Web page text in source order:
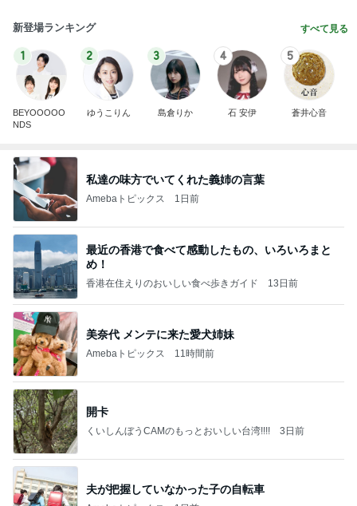
新登場ランキング すべて見る
1
BEYOOOOO
NDS
2
ゆうこりん
3
島倉りか
4
石 安伊
5
蒼井心音
私達の味方でいてくれた義姉の言葉
Amebaトピックス 1日前
最近の香港で食べて感動したもの、いろいろまと
め！
香港在住えりのおいしい食べ歩きガイド 13日前
美奈代 メンテに来た愛犬姉妹
Amebaトピックス 11時間前
開卡
くいしんぼうCAMのもっとおいしい台湾!!!! 3日前
夫が把握していなかった子の自転車